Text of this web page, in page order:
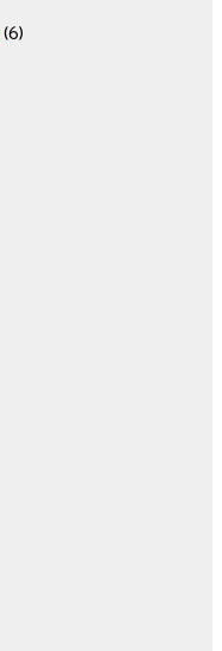
(6)